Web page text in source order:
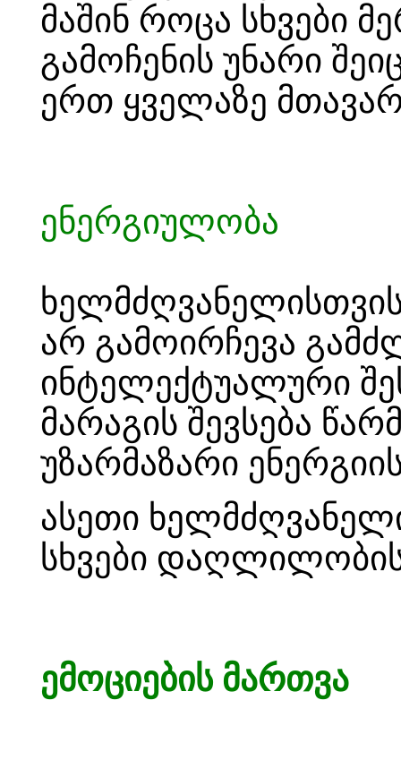
მაშინ როცა სხვები
გამოჩენის უნარი
ერთ ყველაზე
ენერგიულობა
არ გამოირჩევა
ინტელექტუალური
მარაგის შევსება
უზარმაზარი
ასეთი
სხვები
ემოციების მართვა